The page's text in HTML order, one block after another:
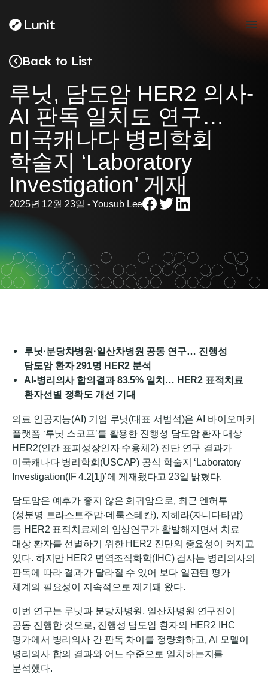
Back to List
루닛, 담도암 HER2 의사-
AI 판독 일치도 연구…
미국캐나다 병리학회
학술지 ‘Laboratory
Investigation’ 게재
2025년 12월 23일 - Yousub LeeShareShareShare
루닛·분당차병원·일산차병원 공동 연구… 진행성
담도암 환자 291명 HER2 분석
AI-병리의사 합의결과 83.5% 일치… HER2 표적치료
환자선별 정확도 개선 기대
의료 인공지능(AI) 기업 루닛(대표 서범석)은 AI 바이오마커
플랫폼 ‘루닛 스코프’를 활용한 진행성 담도암 환자 대상
HER2(인간 표피성장인자 수용체2) 진단 연구 결과가
미국캐나다 병리학회(USCAP) 공식 학술지 ‘Laboratory
Investigation(IF 4.2[1])’에 게재됐다고 23일 밝혔다.
담도암은 예후가 좋지 않은 희귀암으로, 최근 엔허투
(성분명 트라스트주맙·데룩스테칸), 지헤라(자니다타맙)
등 HER2 표적치료제의 임상연구가 활발해지면서 치료
대상 환자를 선별하기 위한 HER2 진단의 중요성이 커지고
있다. 하지만 HER2 면역조직화학(IHC) 검사는 병리의사의
판독에 따라 결과가 달라질 수 있어 보다 일관된 평가
체계의 필요성이 지속적으로 제기돼 왔다.
이번 연구는 루닛과 분당차병원, 일산차병원 연구진이
공동 진행한 것으로, 진행성 담도암 환자의 HER2 IHC
평가에서 병리의사 간 판독 차이를 정량화하고, AI 모델이
병리의사 합의 결과와 어느 수준으로 일치하는지를
분석했다.